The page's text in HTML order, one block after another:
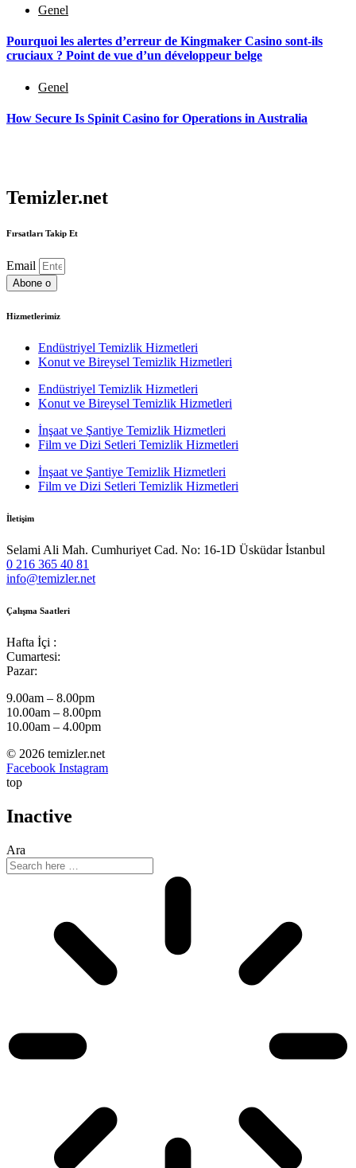
Genel
Pourquoi les alertes d’erreur de Kingmaker Casino sont-ils
cruciaux ? Point de vue d’un développeur belge
Genel
How Secure Is Spinit Casino for Operations in Australia
Temizler.net
Fırsatları Takip Et
Email
Abone o
Hizmetlerimiz
Endüstriyel Temizlik Hizmetleri
Konut ve Bireysel Temizlik Hizmetleri
Endüstriyel Temizlik Hizmetleri
Konut ve Bireysel Temizlik Hizmetleri
İnşaat ve Şantiye Temizlik Hizmetleri
Film ve Dizi Setleri Temizlik Hizmetleri
İnşaat ve Şantiye Temizlik Hizmetleri
Film ve Dizi Setleri Temizlik Hizmetleri
İletişim
Selami Ali Mah. Cumhuriyet Cad. No: 16-1D Üsküdar İstanbul
0 216 365 40 81
info@temizler.net
Çalışma Saatleri
Hafta İçi :
Cumartesi:
Pazar:
9.00am – 8.00pm
10.00am – 8.00pm
10.00am – 4.00pm
© 2026 temizler.net
Facebook Instagram
top
Inactive
Ara